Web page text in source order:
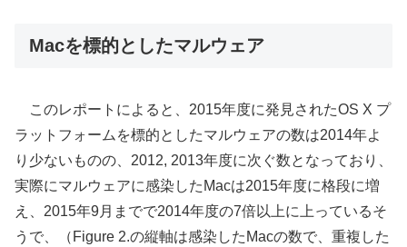
Macを標的としたマルウェア
このレポートによると、2015年度に発見されたOS X プ
ラットフォームを標的としたマルウェアの数は2014年よ
り少ないものの、2012, 2013年度に次ぐ数となっており、
実際にマルウェアに感染したMacは2015年度に格段に増
え、2015年9月までで2014年度の7倍以上に上っているそ
うで、（Figure 2.の縦軸は感染したMacの数で、重複した